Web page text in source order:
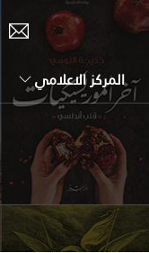
المركز الاعلامي